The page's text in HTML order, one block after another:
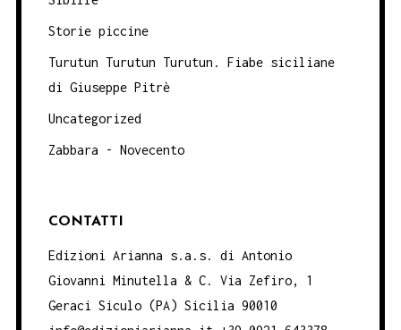
Storie piccine
Turutun Turutun Turutun. Fiabe siciliane
di Giuseppe Pitrè
Uncategorized
Zabbara - Novecento
CONTATTI
Edizioni Arianna s.a.s. di Antonio
Giovanni Minutella & C. Via Zefiro, 1
Geraci Siculo (PA) Sicilia 90010